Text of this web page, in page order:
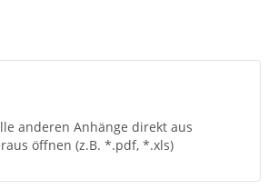
anderen Anhänge direkt aus
öffnen (z.B. *.pdf, *.xls)